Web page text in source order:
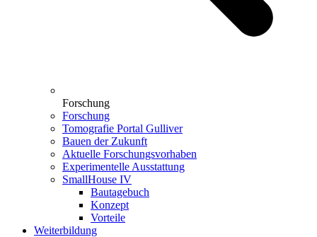
Forschung
Forschung
Tomografie Portal Gulliver
Bauen der Zukunft
Aktuelle Forschungsvorhaben
Experimentelle Ausstattung
SmallHouse IV
Bautagebuch
Konzept
Vorteile
Weiterbildung